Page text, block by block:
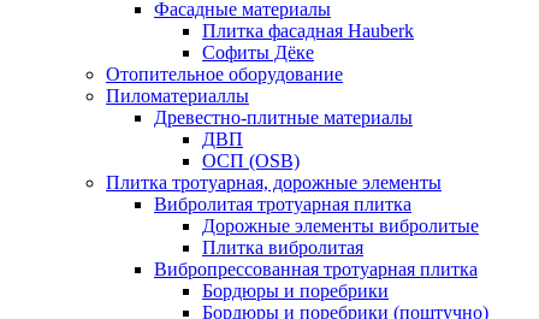
Фасадные материалы
Плитка фасадная Hauberk
Софиты Дёке
Отопительное оборудование
Пиломатериаллы
Древестно-плитные материалы
ДВП
ОСП (OSB)
Плитка тротуарная, дорожные элементы
Вибролитая тротуарная плитка
Дорожные элементы вибролитые
Плитка вибролитая
Вибропрессованная тротуарная плитка
Бордюры и поребрики
Бордюры и поребрики (поштучно)